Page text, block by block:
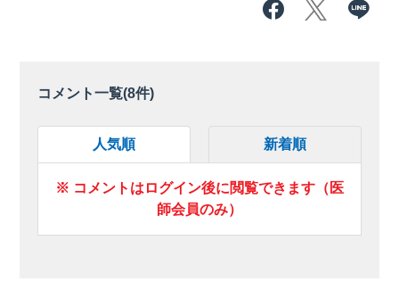
コメント一覧(8件)
人気順 新着順
※ コメントはログイン後に閲覧できます（医
師会員のみ）